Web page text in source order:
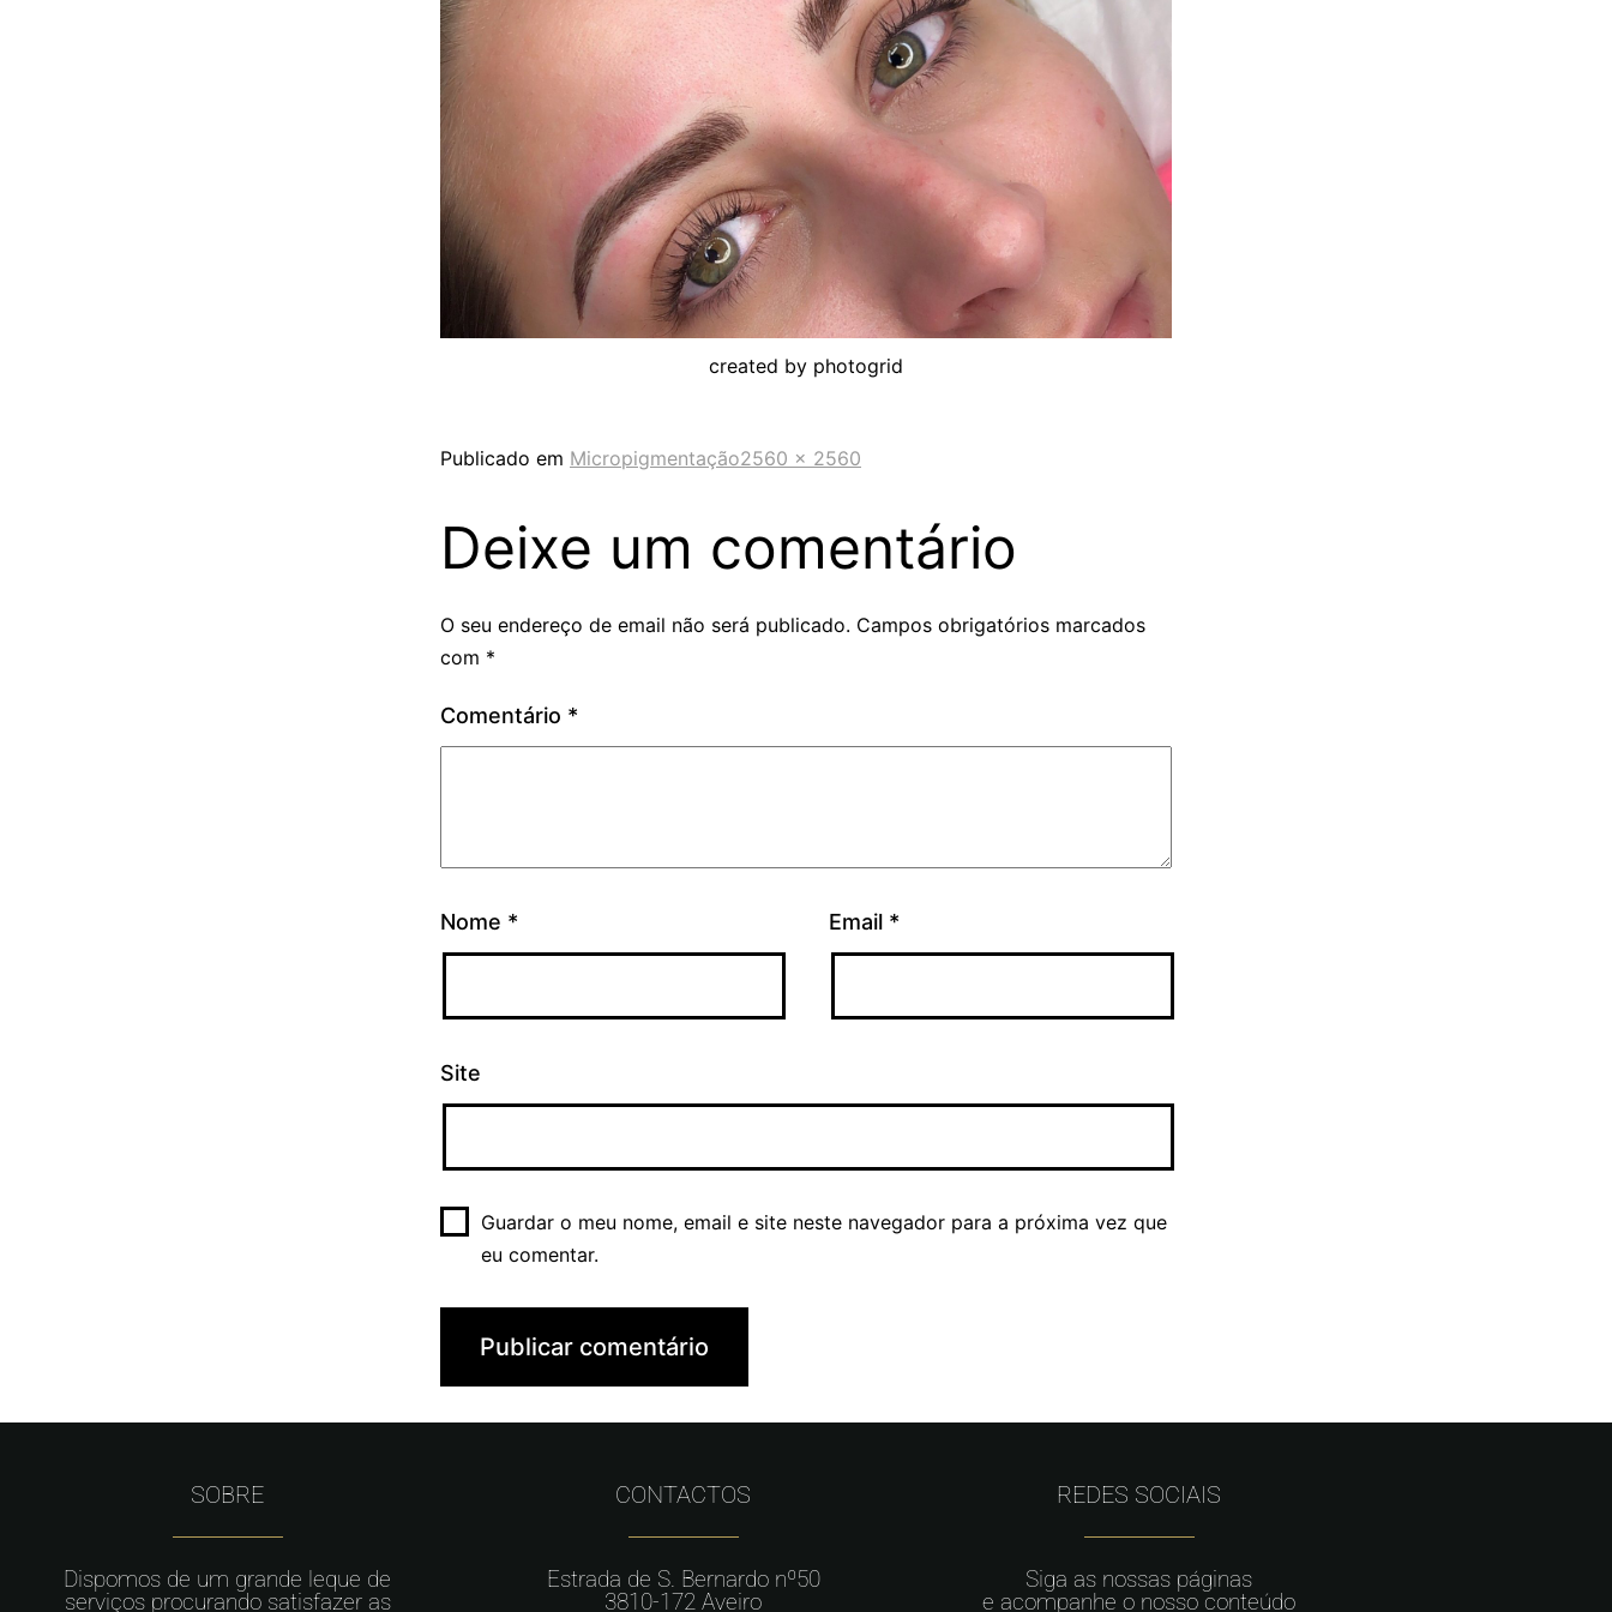
created by photogrid
Publicado em Micropigmentação2560 × 2560
Deixe um comentário
O seu endereço de email não será publicado. Campos obrigatórios marcados
com *
Comentário *
Nome * Email *
Site
Guardar o meu nome, email e site neste navegador para a próxima vez que
eu comentar.
SOBRE
Dispomos de um grande leque de
serviços procurando satisfazer as
CONTACTOS
Estrada de S. Bernardo nº50
3810-172 Aveiro
REDES SOCIAIS
Siga as nossas páginas
e acompanhe o nosso conteúdo